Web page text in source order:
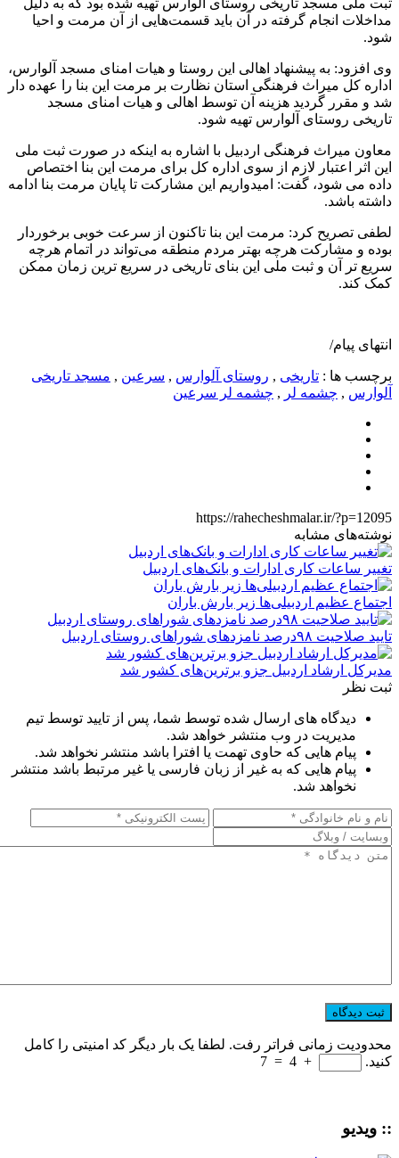
ثبت ملی مسجد تاریخی روستای آلوارس تهیه شده بود که به دلیل
مداخلات انجام گرفته در آن باید قسمت‌هایی از آن مرمت و احیا
شود.
وی افزود: به پیشنهاد اهالی این روستا و هیات امنای مسجد آلوارس،
اداره کل میراث فرهنگی استان نظارت بر مرمت این بنا را عهده دار
شد و مقرر گردید هزینه آن توسط اهالی و هیات امنای مسجد
تاریخی روستای آلوارس تهیه شود.
معاون میراث فرهنگی اردبیل با اشاره به اینکه در صورت ثبت ملی
این اثر اعتبار لازم از سوی اداره کل برای مرمت این بنا اختصاص
داده می شود، گفت: امیدواریم این مشارکت تا پایان مرمت بنا ادامه
داشته باشد.
لطفی تصریح کرد: مرمت این بنا تاکنون از سرعت خوبی برخوردار
بوده و مشارکت هرچه بهتر مردم منطقه می‌تواند در اتمام هرچه
سریع تر آن و ثبت ملی این بنای تاریخی در سریع ترین زمان ممکن
کمک کند.
انتهای پیام/
برچسب ها : تاریخی , روستای آلوارس , سرعین , مسجد تاریخی
آلوارس , چشمه لر , چشمه لر سرعین
https://rahecheshmalar.ir/?p=12095
نوشته‌های مشابه
تغییر ساعات کاری ادارات و بانک‌های اردبیل
اجتماع عظیم اردبیلی‌ها زیر بارش باران
تایید صلاحیت ۹۸درصد نامزدهای شوراهای روستای اردبیل
مدیرکل ارشاد اردبیل جزو برترین‌های کشور شد
ثبت نظر
دیدگاه های ارسال شده توسط شما، پس از تایید توسط تیم
مدیریت در وب منتشر خواهد شد.
پیام هایی که حاوی تهمت یا افترا باشد منتشر نخواهد شد.
پیام هایی که به غیر از زبان فارسی یا غیر مرتبط باشد منتشر
نخواهد شد.
محدودیت زمانی فراتر رفت. لطفا یک بار دیگر کد امنیتی را کامل
کنید.
+
4
=
7
:: ویدیو